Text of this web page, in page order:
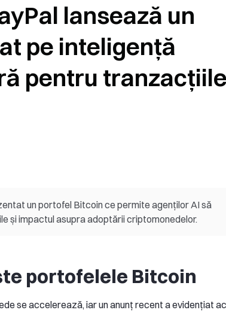
cu
lansează un
pe inteligență
pentru tranzacțiile
un portofel Bitcoin ce permite agenților AI să
și impactul asupra adoptării criptomonedelor.
portofelele Bitcoin
se accelerează, iar un anunț recent a evidențiat